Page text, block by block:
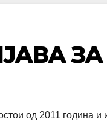
од 2011 година и